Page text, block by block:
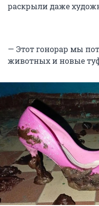
раскрыли даже
— Этот гонорар мы
животных и новые